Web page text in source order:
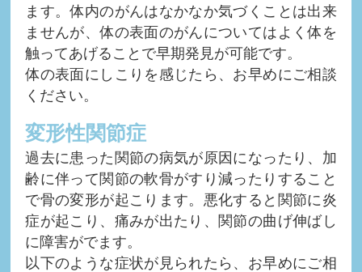
ます。体内のがんはなかなか気づくことは出来
ませんが、体の表面のがんについてはよく体を
触ってあげることで早期発見が可能です。
体の表面にしこりを感じたら、お早めにご相談
ください。
変形性関節症
過去に患った関節の病気が原因になったり、加
齢に伴って関節の軟骨がすり減ったりすること
で骨の変形が起こります。悪化すると関節に炎
症が起こり、痛みが出たり、関節の曲げ伸ばし
に障害がでます。
以下のような症状が見られたら、お早めにご相